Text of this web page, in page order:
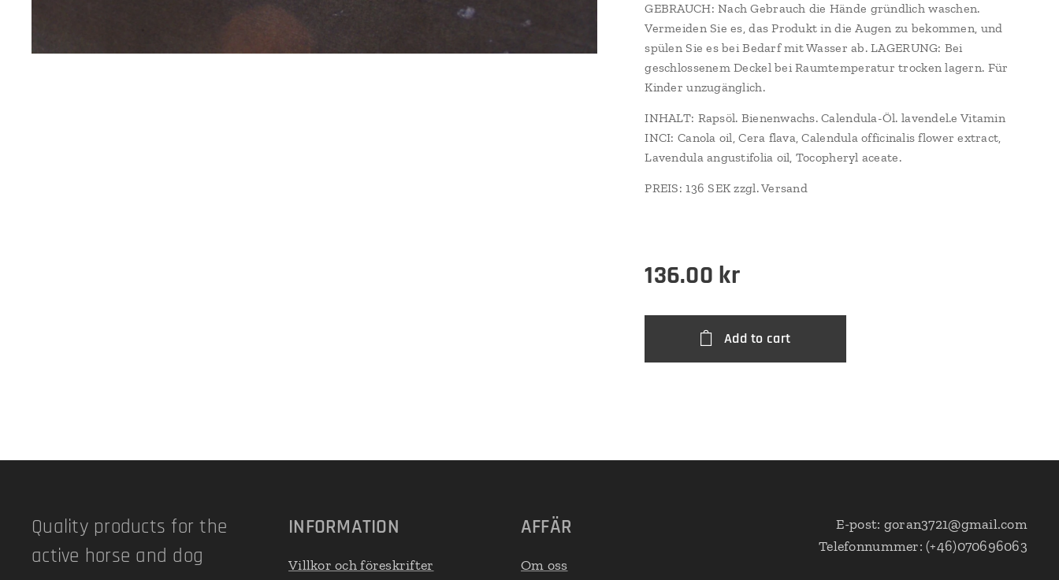
GEBRAUCH: Nach Gebrauch die Hände gründlich waschen.
Vermeiden Sie es, das Produkt in die Augen zu bekommen, und
spülen Sie es bei Bedarf mit Wasser ab. LAGERUNG: Bei
geschlossenem Deckel bei Raumtemperatur trocken lagern. Für
Kinder unzugänglich.
INHALT: Rapsöl. Bienenwachs. Calendula-Öl. lavendel.e Vitamin
INCI: Canola oil, Cera flava, Calendula officinalis flower extract,
Lavendula angustifolia oil, Tocopheryl aceate.
PREIS: 136 SEK zzgl. Versand
136.00 kr
Add to cart
Quality products for the
active horse and dog
INFORMATION
Villkor och föreskrifter
AFFÄR
Om oss
E-post: goran3721@gmail.com
Telefonnummer: (+46)070696063